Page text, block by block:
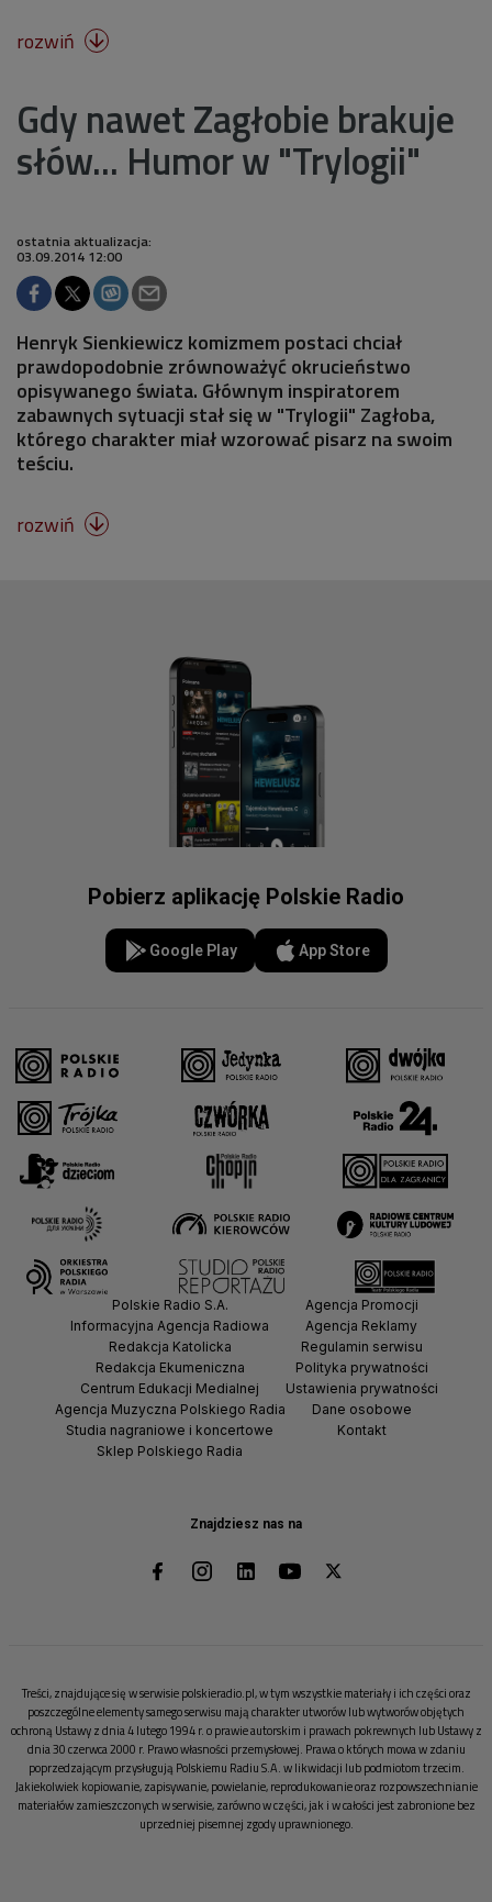
rozwiń 
Gdy nawet Zagłobie brakuje
słów... Humor w "Trylogii"
ostatnia aktualizacja:
03.09.2014 12:00
Henryk Sienkiewicz komizmem postaci chciał
prawdopodobnie zrównoważyć okrucieństwo
opisywanego świata. Głównym inspiratorem
zabawnych sytuacji stał się w "Trylogii" Zagłoba,
którego charakter miał wzorować pisarz na swoim
teściu.
rozwiń 
Pobierz aplikację Polskie Radio
Google Play App Store
Znajdziesz nas na
Polskie Radio S.A.
Informacyjna Agencja Radiowa
Redakcja Katolicka
Redakcja Ekumeniczna
Centrum Edukacji Medialnej
Agencja Muzyczna Polskiego Radia
Studia nagraniowe i koncertowe
Sklep Polskiego Radia
Agencja Promocji
Agencja Reklamy
Regulamin serwisu
Polityka prywatności
Ustawienia prywatności
Dane osobowe
Kontakt
Treści, znajdujące się w serwisie polskieradio.pl, w tym wszystkie materiały i ich części oraz
poszczególne elementy samego serwisu mają charakter utworów lub wytworów objętych
ochroną Ustawy z dnia 4 lutego 1994 r. o prawie autorskim i prawach pokrewnych lub Ustawy z
dnia 30 czerwca 2000 r. Prawo własności przemysłowej. Prawa o których mowa w zdaniu
poprzedzającym przysługują Polskiemu Radiu S.A. w likwidacji lub podmiotom trzecim.
Jakiekolwiek kopiowanie, zapisywanie, powielanie, reprodukowanie oraz rozpowszechnianie
materiałów zamieszczonych w serwisie, zarówno w części, jak i w całości jest zabronione bez
uprzedniej pisemnej zgody uprawnionego.